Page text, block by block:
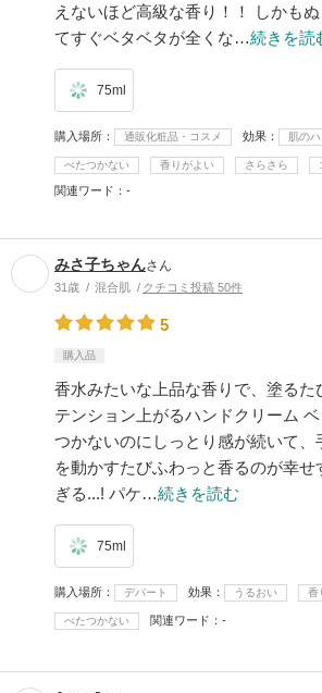
えないほど高級な香り！！ しかもぬ
てすぐベタベタが全くな…続きを読
75ml
購入場所 通販化粧品・コスメ 効果 肌の
べたつかない 香りがよい さらさら
関連ワード -
みさ子ちゃんさん
31歳 混合肌 クチコミ投稿 50件
5
購入品
香水みたいな上品な香りで、塗るた
テンション上がるハンドクリーム ベ
つかないのにしっとり感が続いて、
を動かすたびふわっと香るのが幸せ
ぎる...! パケ…続きを読む
75ml
購入場所 デパート 効果 うるおい 香
べたつかない 関連ワード -